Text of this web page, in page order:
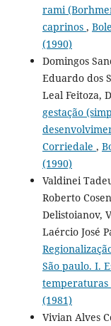
rami
caprinos ,
(1990)
Domingos
Eduardo dos
Leal Feitoza,
gestação
Corriedale ,
(1990)
Valdinei
Roberto
Delistoianov,
Laércio José
São paulo. I.
temperaturas
(1981)
Vivian Alves